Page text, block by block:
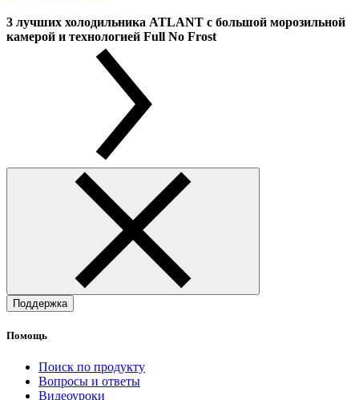
3 лучших холодильника ATLANT с большой морозильной
камерой и технологией Full No Frost
Поддержка
Помощь
Поиск по продукту
Вопросы и ответы
Видеоуроки